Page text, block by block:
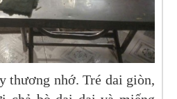
thương nhớ. Tré dai giòn,